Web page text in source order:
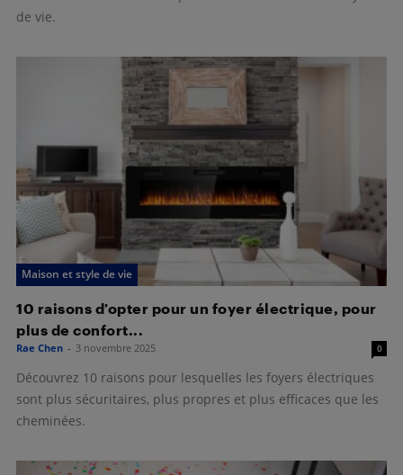
de vie.
Maison et style de vie
10 raisons d’opter pour un foyer électrique, pour
plus de confort...
Rae Chen - 3 novembre 2025 0
Découvrez 10 raisons pour lesquelles les foyers électriques
sont plus sécuritaires, plus propres et plus efficaces que les
cheminées.